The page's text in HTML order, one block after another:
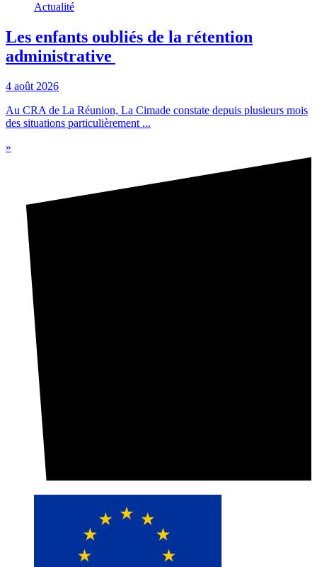
Actualité
Les enfants oubliés de la rétention
administrative
4 août 2026
Au CRA de La Réunion, La Cimade constate depuis plusieurs mois
des situations particulièrement ...
»